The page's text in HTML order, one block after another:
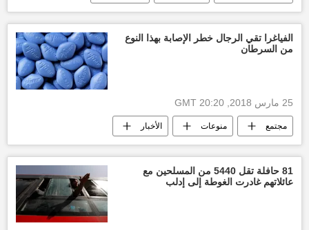
أنصار الله الجيش اليمني
وزارة حقوق الإنسان اليمنية خسائر مادية
أخبار اليمن الأن
الفياغرا تقي الرجال خطر الإصابة بهذا النوع
من السرطان
25 مارس 2018, 20:20 GMT
مجتمع منوعات الأخبار
الفياغرا الولايات المتحدة الأمريكية
السرطان
81 حافلة تقل 5440 من المسلحين مع
عائلاتهم غادرت الغوطة إلى إدلب